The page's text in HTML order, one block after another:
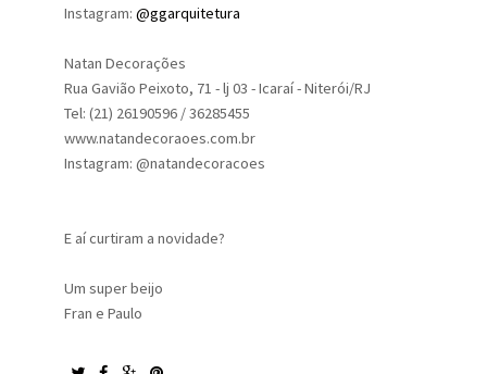
Instagram: @ggarquitetura
Natan Decorações
Rua Gavião Peixoto, 71 - lj 03 - Icaraí - Niterói/RJ
Tel: (21) 26190596 / 36285455
www.natandecoraoes.com.br
Instagram: @natandecoracoes
E aí curtiram a novidade?
Um super beijo
Fran e Paulo